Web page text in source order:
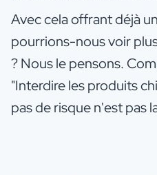
Avec cela offrant déjà
pourrions-nous voir
? Nous le pensons.
"Interdire les produits
pas de risque n'est pas